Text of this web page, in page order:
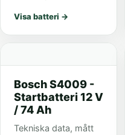
Visa batteri →
Bosch S4009 -
Startbatteri 12 V
/ 74 Ah
Tekniska data, mått